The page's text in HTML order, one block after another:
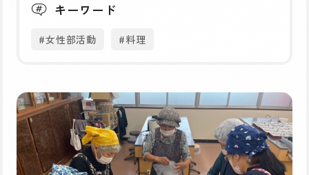
キーワード
#女性部活動 #料理